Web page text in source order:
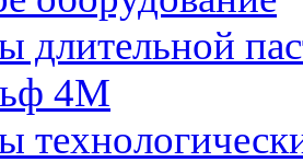
длительной
4М